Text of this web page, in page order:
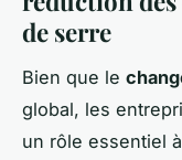
de serre
Bien que le
global, les
un rôle essentiel